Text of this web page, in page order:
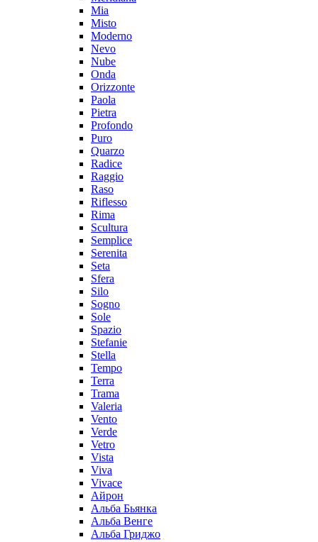
Mia
Misto
Moderno
Nevo
Nube
Onda
Orizzonte
Paola
Pietra
Profondo
Puro
Quarzo
Radice
Raggio
Raso
Riflesso
Rima
Scultura
Semplice
Serenita
Seta
Sfera
Silo
Sogno
Sole
Spazio
Stefanie
Stella
Tempo
Terra
Trama
Valeria
Vento
Verde
Vetro
Vista
Viva
Vivace
Айрон
Альба Бьянка
Альба Венге
Альба Гриджо